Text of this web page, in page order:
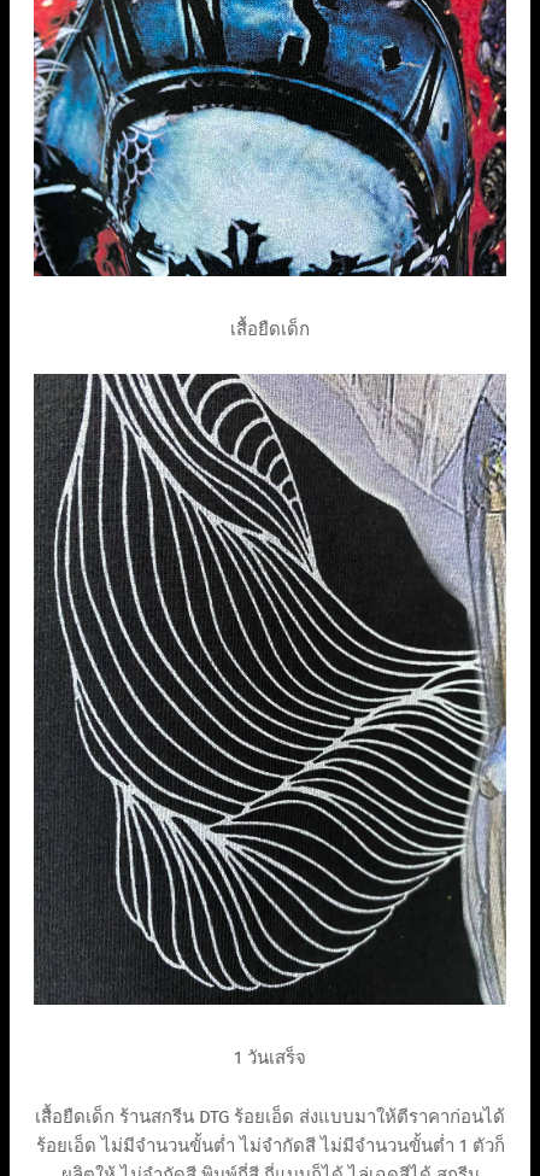
เสื้อยืดเด็ก
1 วันเสร็จ
เสื้อยืดเด็ก ร้านสกรีน DTG ร้อยเอ็ด ส่งแบบมาให้ตีราคาก่อนได้
ร้อยเอ็ด ไม่มีจำนวนขั้นต่ำ ไม่จำกัดสี ไม่มีจำนวนขั้นต่ำ 1 ตัวก็